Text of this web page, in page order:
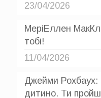
23/04/2026
МеріЕллен
тобі!
11/04/2026
Джейми Рохбаух:
дитино. Ти